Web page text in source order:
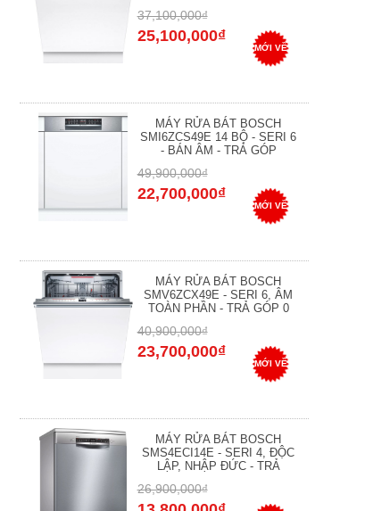
37,100,000₫
25,100,000₫
MỚI VỀ
MÁY RỬA BÁT BOSCH
SMI6ZCS49E 14 BỘ - SERI 6
- BÁN ÂM - TRẢ GÓP
49,900,000₫
22,700,000₫
MỚI VỀ
MÁY RỬA BÁT BOSCH
SMV6ZCX49E - SERI 6, ÂM
TOÀN PHẦN - TRẢ GÓP 0
40,900,000₫
23,700,000₫
MỚI VỀ
MÁY RỬA BÁT BOSCH
SMS4ECI14E - SERI 4, ĐỘC
LẬP, NHẬP ĐỨC - TRẢ
26,900,000₫